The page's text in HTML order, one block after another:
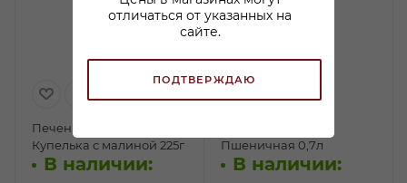
отличаться от указанных на
сайте.
ПОДТВЕРЖДАЮ
Печенье Акульчев
Купелька с малиной 225г
В наличии:
Пшеничная 0,7л
В наличии: